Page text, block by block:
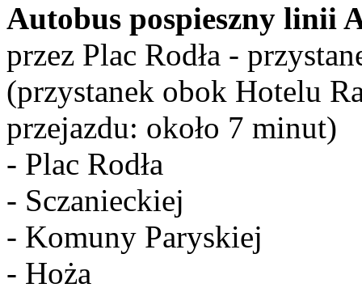
Autobus pospieszny linii
przez Plac Rodła -
(przystanek obok Hotelu
przejazdu: około 7 minut)
- Plac Rodła
- Sczanieckiej
- Komuny Paryskiej
- Hoża